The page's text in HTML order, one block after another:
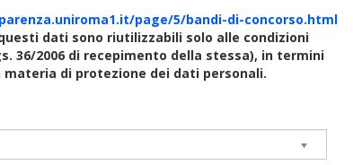
page/5/bandi-di-concorso.html
dati sono riutilizzabili solo alle condizioni
36/2006 di recepimento della stessa), in termini
di protezione dei dati personali.